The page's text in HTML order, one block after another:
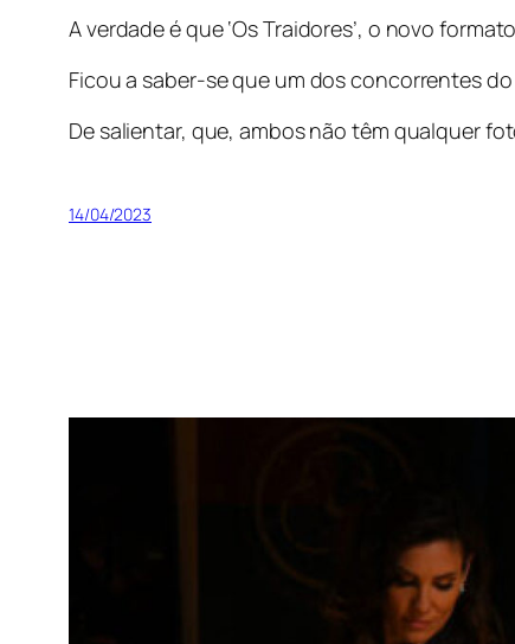
A verdade é que ‘Os Traidores’, o novo
Ficou a saber-se que um dos concorrentes
De salientar, que, ambos não têm qualquer
14/04/2023